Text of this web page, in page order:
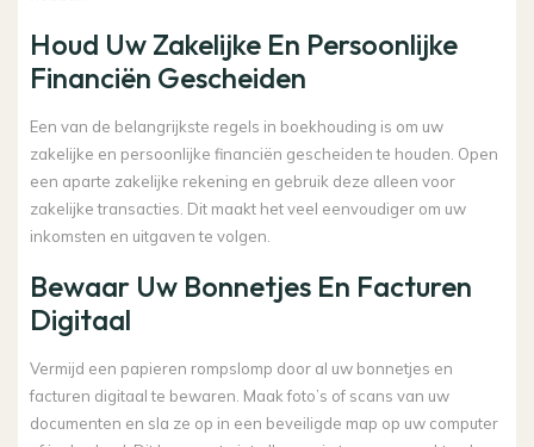
Houd Uw Zakelijke En Persoonlijke
Financiën Gescheiden
Een van de belangrijkste regels in boekhouding is om uw
zakelijke en persoonlijke financiën gescheiden te houden. Open
een aparte zakelijke rekening en gebruik deze alleen voor
zakelijke transacties. Dit maakt het veel eenvoudiger om uw
inkomsten en uitgaven te volgen.
Bewaar Uw Bonnetjes En Facturen
Digitaal
Vermijd een papieren rompslomp door al uw bonnetjes en
facturen digitaal te bewaren. Maak foto’s of scans van uw
documenten en sla ze op in een beveiligde map op uw computer